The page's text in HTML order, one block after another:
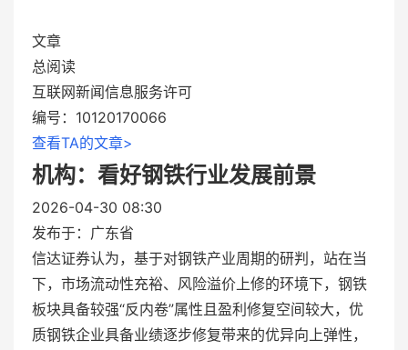
文章
总阅读
互联网新闻信息服务许可
编号：10120170066
查看TA的文章>
机构：看好钢铁行业发展前景
2026-04-30 08:30
发布于： 广东省
信达证券认为，基于对钢铁产业周期的研判，站在当
下，市场流动性充裕、风险溢价上修的环境下，钢铁
板块具备较强“反内卷”属性且盈利修复空间较大，优
质钢铁企业具备业绩逐步修复带来的优异向上弹性，